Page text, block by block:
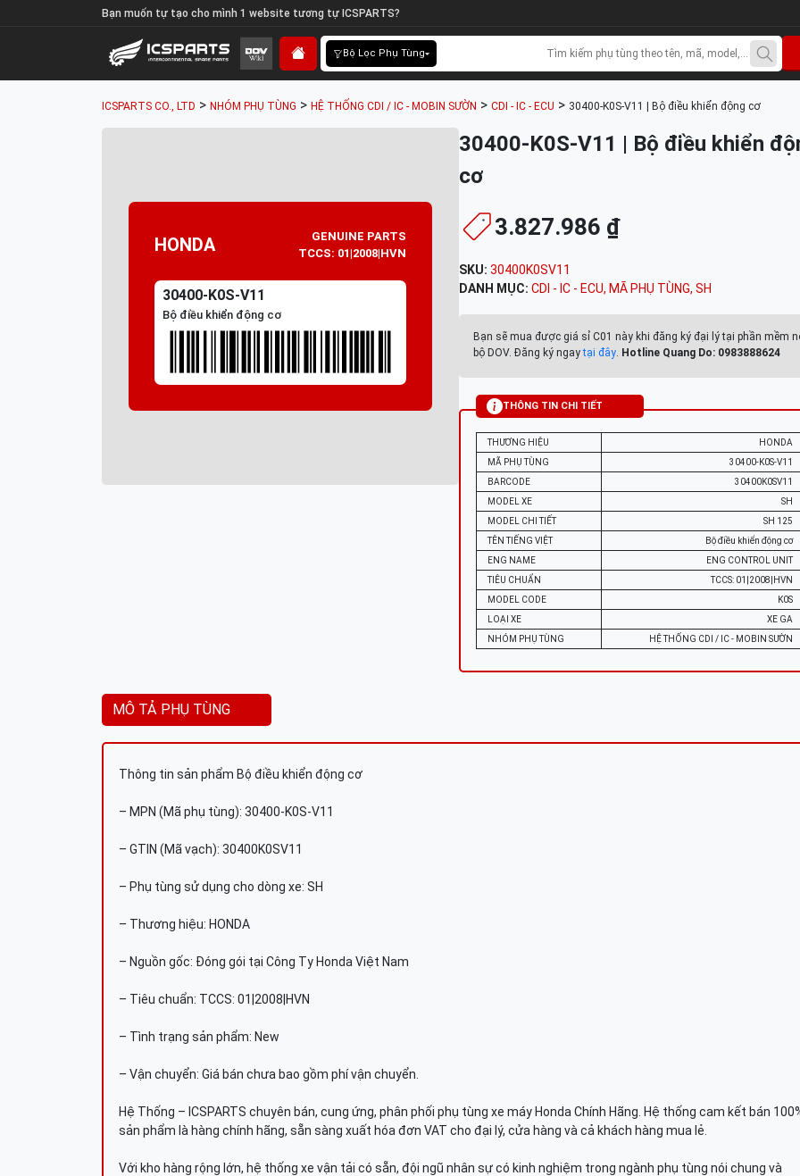
Bạn muốn tự tạo cho mình 1 website tương tự ICSPARTS?
Bộ Lọc Phụ Tùng
ICSPARTS CO., LTD > NHÓM PHỤ TÙNG > HỆ THỐNG CDI / IC - MOBIN SƯỜN > CDI - IC - ECU > 30400-K0S-V11 | Bộ điều khiển động cơ
HONDA
GENUINE PARTS
TCCS: 01|2008|HVN
30400-K0S-V11
Bộ điều khiển động cơ
30400-K0S-V11 | Bộ điều khiển
cơ
3.827.986 ₫
SKU: 30400K0SV11
DANH MỤC: CDI - IC - ECU, MÃ PHỤ TÙNG, SH
Bạn sẽ mua được giá sỉ C01 này khi đăng ký đại lý tại phần mềm
bộ DOV. Đăng ký ngaytại đây. Hotline Quang Do: 0983888624
THÔNG TIN CHI TIẾT
THƯƠNG HIỆU
HONDA
MÃ PHỤ TÙNG
30400-K0S-V11
BARCODE
30400K0SV11
MODEL XE
SH
MODEL CHI TIẾT
SH 125
TÊN TIẾNG VIỆT
Bộ điều khiển động cơ
ENG NAME
ENG CONTROL UNIT
TIÊU CHUẨN
TCCS: 01|2008|HVN
MODEL CODE
K0S
LOẠI XE
XE GA
NHÓM PHỤ TÙNG
HỆ THỐNG CDI / IC - MOBIN SƯỜN
MÔ TẢ PHỤ TÙNG
Thông tin sản phẩm Bộ điều khiển động cơ
– MPN (Mã phụ tùng): 30400-K0S-V11
– GTIN (Mã vạch): 30400K0SV11
– Phụ tùng sử dụng cho dòng xe: SH
– Thương hiệu: HONDA
– Nguồn gốc: Đóng gói tại Công Ty Honda Việt Nam
– Tiêu chuẩn: TCCS: 01|2008|HVN
– Tình trạng sản phẩm: New
– Vận chuyển: Giá bán chưa bao gồm phí vận chuyển.
Hệ Thống – ICSPARTS chuyên bán, cung ứng, phân phối phụ tùng xe máy Honda Chính Hãng. Hệ thống cam kết bán
sản phẩm là hàng chính hãng, sẵn sàng xuất hóa đơn VAT cho đại lý, cửa hàng và cả khách hàng mua lẻ.
Với kho hàng rộng lớn, hệ thống xe vận tải có sẵn, đội ngũ nhân sự có kinh nghiệm trong ngành phụ tùng nói chung và